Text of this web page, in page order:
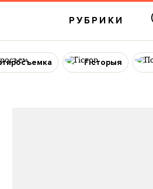
РУБРИКИ
Гісторыя